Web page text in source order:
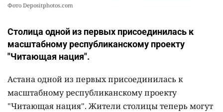
Фото Depositphotos.com
Столица одной из первых присоединилась к
масштабному республиканскому проекту
"Читающая нация".
Астана одной из первых присоединилась к
масштабному республиканскому проекту
"Читающая нация". Жители столицы теперь могут